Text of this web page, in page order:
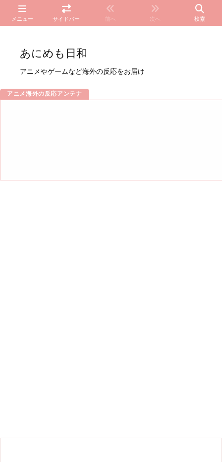
メニュー サイドバー 前へ 次へ 検索
あにめも日和
アニメやゲームなど海外の反応をお届け
アニメ海外の反応アンテナ